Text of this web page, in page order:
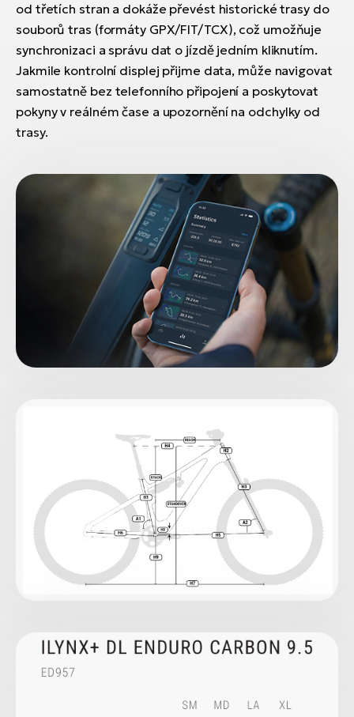
od třetích stran a dokáže převést historické trasy do
souborů tras (formáty GPX/FIT/TCX), což umožňuje
synchronizaci a správu dat o jízdě jedním kliknutím.
Jakmile kontrolní displej přijme data, může navigovat
samostatně bez telefonního připojení a poskytovat
pokyny v reálném čase a upozornění na odchylky od
trasy.